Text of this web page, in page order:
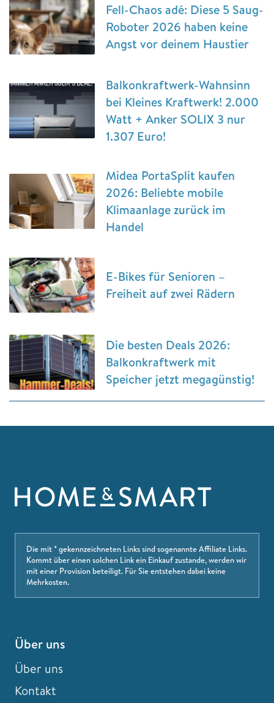
Fell-Chaos adé: Diese 5 Saug-
Roboter 2026 haben keine
Angst vor deinem Haustier
Balkonkraftwerk-Wahnsinn
bei Kleines Kraftwerk! 2.000
Watt + Anker SOLIX 3 nur
1.307 Euro!
Midea PortaSplit kaufen
2026: Beliebte mobile
Klimaanlage zurück im
Handel
E-Bikes für Senioren –
Freiheit auf zwei Rädern
Die besten Deals 2026:
Balkonkraftwerk mit
Speicher jetzt megagünstig!
Die mit * gekennzeichneten Links sind sogenannte Affiliate Links.
Kommt über einen solchen Link ein Einkauf zustande, werden wir
mit einer Provision beteiligt. Für Sie entstehen dabei keine
Mehrkosten.
Über uns
Über uns
Kontakt